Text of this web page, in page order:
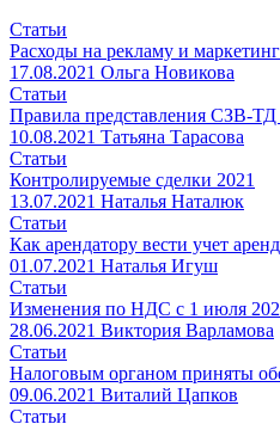
Статьи
Расходы на рекламу и
17.08.2021 Ольга Новикова
Статьи
Правила представления СЗВ-ТД
10.08.2021 Татьяна Тарасова
Статьи
Контролируемые сделки 2021
13.07.2021 Наталья Наталюк
Статьи
Как арендатору вести учет
01.07.2021 Наталья Игуш
Статьи
Изменения по НДС с 1 июля
28.06.2021 Виктория Варламова
Статьи
Налоговым органом приняты
09.06.2021 Виталий Цапков
Статьи